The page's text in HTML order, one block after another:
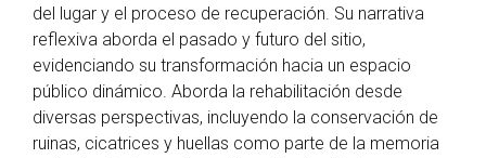
del lugar y el proceso de recuperación. Su narrativa
reflexiva aborda el pasado y futuro del sitio,
evidenciando su transformación hacia un espacio
público dinámico. Aborda la rehabilitación desde
diversas perspectivas, incluyendo la conservación de
ruinas, cicatrices y huellas como parte de la memoria